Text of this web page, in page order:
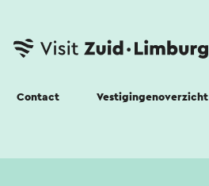
Contact Vestigingenoverzicht